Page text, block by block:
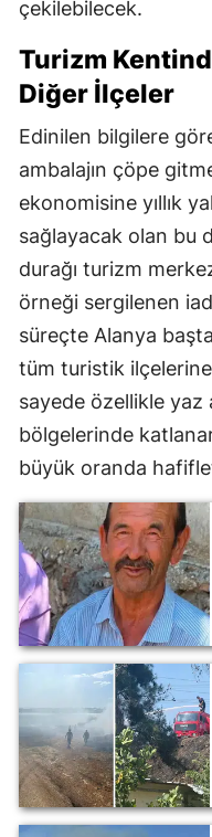
çekilebilecek.
Turizm
Diğer İlçeler
Edinilen bilgilere
ambalajın çöpe
ekonomisine yıllık
sağlayacak olan bu
durağı turizm
örneği sergilenen
süreçte Alanya
tüm turistik ilçelerine
sayede özellikle yaz
bölgelerinde
büyük oranda